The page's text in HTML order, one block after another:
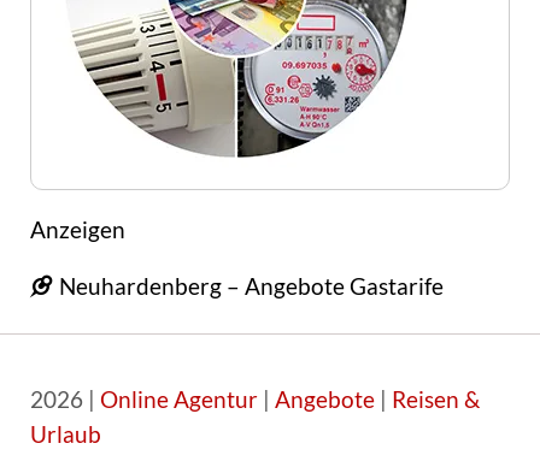
Anzeigen
Neuhardenberg – Angebote Gastarife
2026 | Online Agentur| Angebote| Reisen &
Urlaub